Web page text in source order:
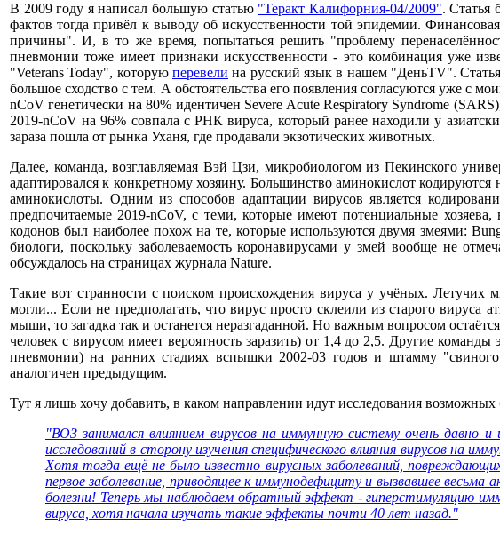
В 2009 году я написал большую статью "Теракт Калифорния-04/2009". Статья
фактов тогда привёл к выводу об искусственности той эпидемии.
причины". И, в то же время, попытаться решить "проблему
пневмонии тоже имеет признаки искусственности - это комбинация уже
"Veterans Today", которуюперевели на русский язык в нашем "ДеньTV".
большое сходство с тем. А обстоятельства его появления согласуются уже с
nCoV генетически на 80% идентичен Severe Acute Respiratory Syndrome
2019-nCoV на 96% совпала с РНК вируса, который ранее находили у
зараза пошла от рынка Уханя, где продавали экзотических животных.
Далее, команда, возглавляемая Вэй Цзи, микробиологом из Пекинского
адаптировался к конкретному хозяину. Большинство аминокислот
аминокислоты. Одним из способов адаптации вирусов является
предпочитаемые 2019-nCoV, с теми, которые имеют потенциальные
кодонов был наиболее похож на те, которые используются двумя змеями:
биологи, поскольку заболеваемость коронавирусами у змей вообще не
обсуждалось на страницах журнала Nature.
Такие вот странности с поиском происхождения вируса у учёных.
могли... Если не предполагать, что вирус просто склеили из старого вируса
мыши, то загадка так и останется неразгаданной. Но важным вопросом
человек с вирусом имеет вероятность заразить) от 1,4 до 2,5. Другие
пневмонии) на ранних стадиях вспышки 2002-03 годов и штамму
аналогичен предыдущим.
Тут я лишь хочу добавить, в каком направлении идут исследования
"ВОЗ занимался влиянием вирусов на иммунную систему очень давно
исследований в сторону изучения специфического влияния вирусов на
Хотя тогда ещё не было известно вирусных заболеваний,
первое заболевание, приводящее к иммунодефициту и вызвавшее
болезни! Теперь мы наблюдаем обратный эффект - гиперстимуляцию
вируса, хотя начала изучать такие эффекты почти 40 лет назад."